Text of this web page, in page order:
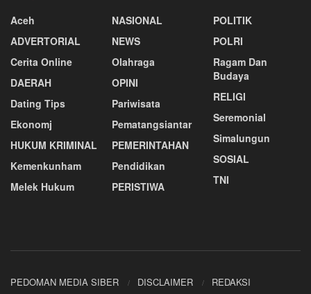
Aceh
ADVERTORIAL
Cerita Online
DAERAH
Dating Tips
Ekonomj
HUKUM KRIMINAL
Kemenkunham
Melek Hukum
NASIONAL
NEWS
Olahraga
OPINI
Pariwisata
Pematangsiantar
PEMERINTAHAN
Pendidikan
PERISTIWA
POLITIK
POLRI
Ragam Dan
Budaya
RELIGI
Seremonial
Simalungun
SOSIAL
TNI
PEDOMAN MEDIA SIBER DISCLAIMER REDAKSI